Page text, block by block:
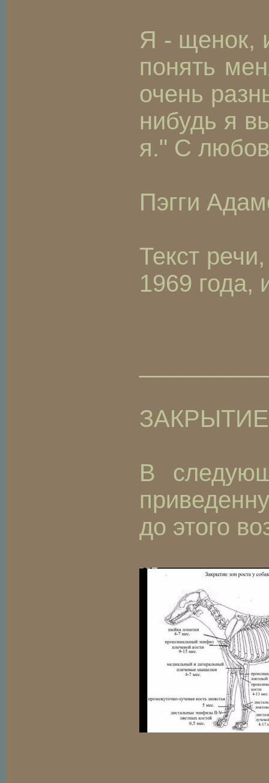
Я - щенок,
понять
очень
нибудь я
я." С
Пэгги
Текст
1969 года,
В
до этого